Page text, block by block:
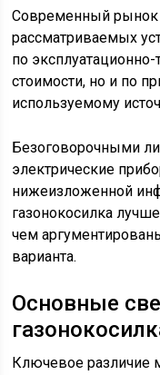
Современный рынок
рассматриваемых
по
стоимости, но и по
используемому
Безоговорочными
электрические
нижеизложенной
газонокосилка
чем
варианта.
Основные
Ключевое различие